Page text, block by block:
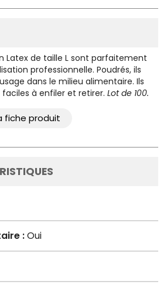
Latex de taille L sont parfaitement
professionnelle. Poudrés, ils
dans le milieu alimentaire. Ils
à enfiler et retirer. Lot de 100.
fiche produit
:Oui